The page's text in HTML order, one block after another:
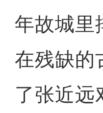
年故城里
在残缺的
了张近远